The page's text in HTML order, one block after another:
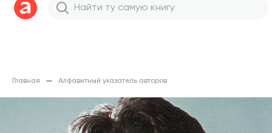
Главная Алфавитный указатель авторов